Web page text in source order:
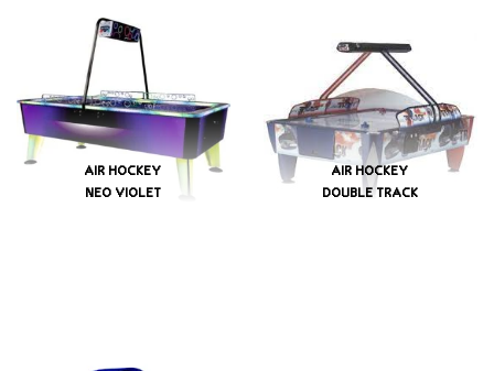
AIR HOCKEY
NEO VIOLET
AIR HOCKEY
DOUBLE TRACK